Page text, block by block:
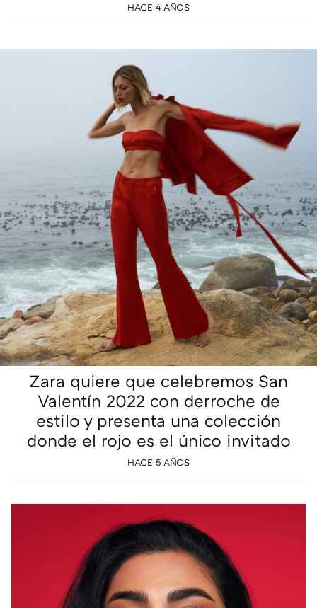
HACE 4 AÑOS
Zara quiere que celebremos San
Valentín 2022 con derroche de
estilo y presenta una colección
donde el rojo es el único invitado
HACE 5 AÑOS